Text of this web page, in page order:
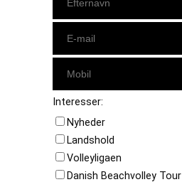
Interesser:
Nyheder
Landshold
Volleyligaen
Danish Beachvolley Tour